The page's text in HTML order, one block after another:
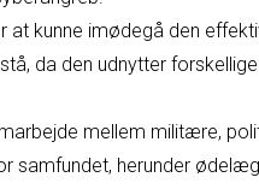
at kunne imødegå den
da den udnytter
mellem militære,
samfundet, herunder